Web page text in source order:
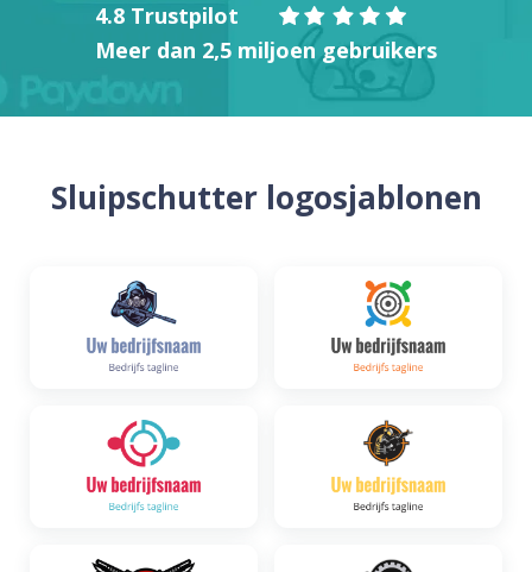
4.8 Trustpilot
Meer dan 2,5 miljoen gebruikers
Sluipschutter logosjablonen